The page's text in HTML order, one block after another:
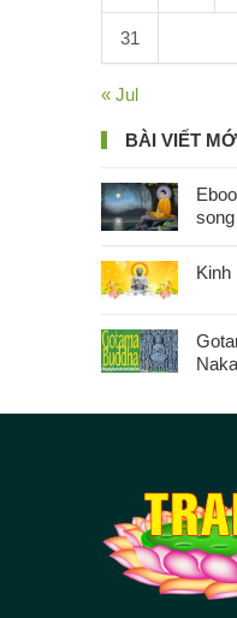
31
« Jul
BÀI VIẾT
Kinh